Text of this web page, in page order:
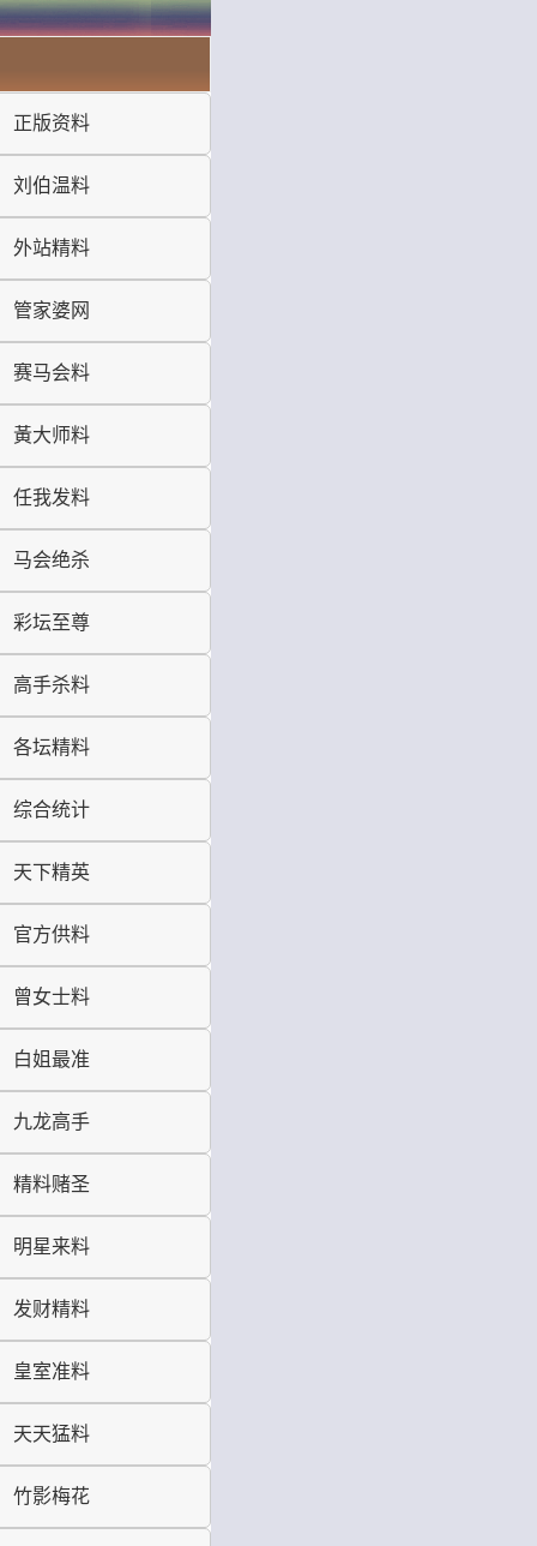
正版资料
刘伯温料
外站精料
管家婆网
赛马会料
黃大师料
任我发料
马会绝杀
彩坛至尊
高手杀料
各坛精料
综合统计
天下精英
官方供料
曾女士料
白姐最准
九龙高手
精料赌圣
明星来料
发财精料
皇室准料
天天猛料
竹影梅花